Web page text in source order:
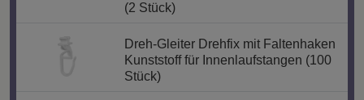
(2 Stück)
Dreh-Gleiter Drehfix mit Faltenhaken
Kunststoff für Innenlaufstangen (100
Stück)